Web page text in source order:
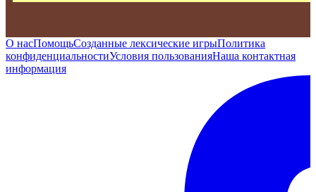
О насПомощьСозданные лексические игрыПолитика
конфиденциальностиУсловия пользованияНаша контактная
информация